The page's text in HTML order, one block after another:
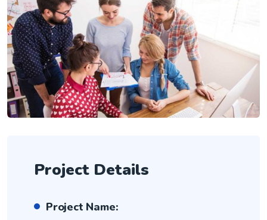
Project Details
Project Name: